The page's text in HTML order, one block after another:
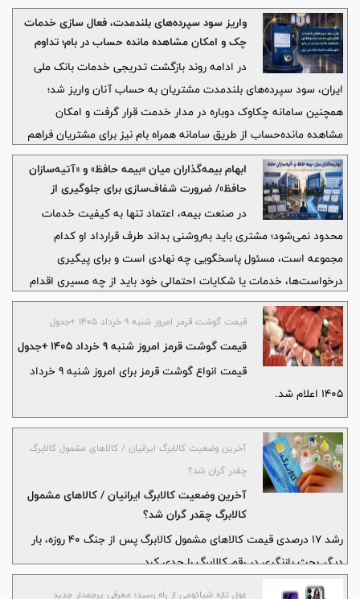
تسهیلات و ۶ هزار و ۵۹۶ میلیارد تومان از محل درآمدهای کارمزدی محقق
شده است. همچنین درآمدهای تسهیلاتی ۱۱۳ درصد افزایش یافت و
رشد کردند که به ترتیب رتبه نخست و دوم بانک‌های خصوصی را برای این
بانک به همراه داشت.
واریز سود سپرده‌های بلندمدت، فعال سازی خدمات
چک و امکان مشاهده مانده حساب در بام؛ تداوم
بازگشت خدمات بانک ملی ایران
در ادامه روند بازگشت تدریجی خدمات بانک ملی
ایران، سود سپرده‌های بلندمدت مشتریان به حساب آنان واریز شد؛
همچنین سامانه چکاوک دوباره در مدار خدمت قرار گرفت و امکان
مشاهده مانده‌حساب از طریق سامانه همراه بام نیز برای مشتریان فراهم
شد.
ابهام بیمه‌گذاران میان «بیمه حافظ» و «آتیه‌سازان
حافظ»/ ضرورت شفاف‌سازی برای جلوگیری از
سردرگمی مشتریان
در صنعت بیمه، اعتماد تنها به کیفیت خدمات
محدود نمی‌شود؛ مشتری باید به‌روشنی بداند طرف قرارداد او کدام
مجموعه است، مسئول پاسخگویی چه نهادی است و برای پیگیری
درخواست‌ها، خدمات یا شکایات احتمالی خود باید از چه مسیری اقدام
کند. در همین چارچوب، تشابه نام «بیمه حافظ» و «آتیه‌سازان حافظ» در
سال‌های اخیر برای بخشی از بیمه‌گذاران و بیمه‌شدگان ابهاماتی ایجاد
کرده است.
قیمت گوشت قرمز امروز شنبه ۹ خرداد ۱۴۰۵ +جدول
قیمت گوشت قرمز امروز شنبه ۹ خرداد ۱۴۰۵ +جدول
قیمت انواع گوشت قرمز برای امروز شنبه ۹ خرداد
۱۴۰۵ اعلام شد.
آخرین وضعیت کالابرگ ایرانیان / کالا‌های مشمول کالابرگ
چقدر گران شد؟
آخرین وضعیت کالابرگ ایرانیان / کالا‌های مشمول
کالابرگ چقدر گران شد؟
رشد ۱۷ درصدی قیمت کالا‌های مشمول کالابرگ پس از جنگ ۴۰ روزه، بار
دیگر بحث بازنگری در رقم کالابرگ را جدی کرد.
غول تازه شیائومی از راه رسید؛ معرفی پرچمدار جدید